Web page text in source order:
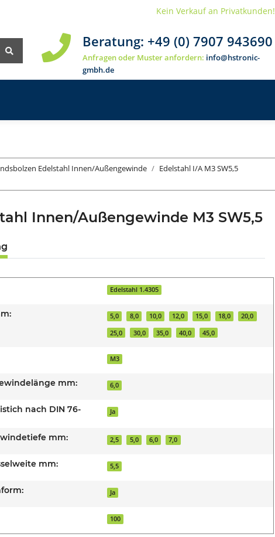
Kein Verkauf an Privatkunden!
Beratung: +49 (0) 7907 943690
Anfragen oder Muster anfordern: info@hstronic-
gmbh.de
Edelstahl Innen/Außengewinde
Edelstahl I/A M3 SW5,5
Innen/Außengewinde M3 SW5,5
Edelstahl 1.4305
5,0 8,0 10,0 12,0 15,0 18,0 20,0
25,0 30,0 35,0 40,0 45,0
M3
mm: 6,0
nach DIN 76-
Ja
mm: 2,5 5,0 6,0 7,0
mm: 5,5
Ja
100